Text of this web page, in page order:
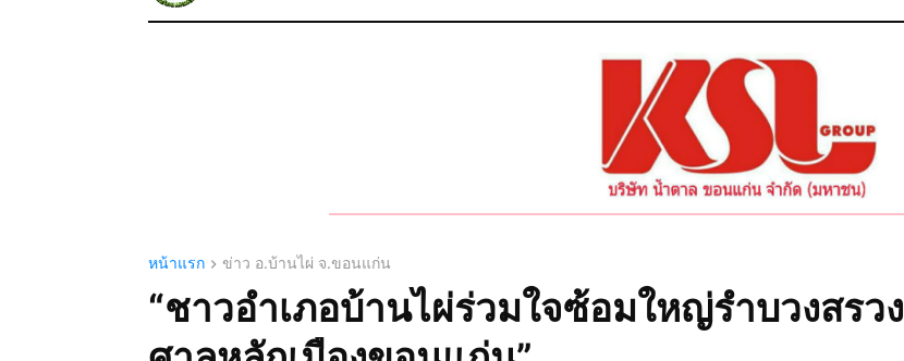
หน้าแรก ข่าว อ.บ้านไผ่ จ.ขอนแก่น
“ชาวอำเภอบ้านไผ่ร่วมใจซ้อมใหญ่รำบวงสรวง